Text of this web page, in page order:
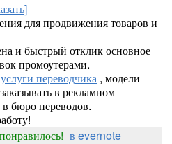
для продвижения товаров и
и быстрый отклик основное
промоутерами.
услуги переводчика , модели
в рекламном
бюро переводов.
понравилось! в evernote